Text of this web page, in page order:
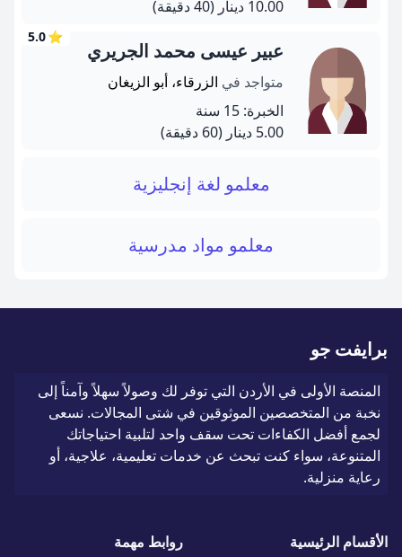
10.00 دينار
(40 دقيقة)
⭐
5.0
عبير عيسى محمد الجريري
متواجد في الزرقاء، أبو الزيغان
الخبرة: 15 سنة
5.00 دينار
(60 دقيقة)
معلمو لغة إنجليزية
معلمو مواد مدرسية
برايفت جو
المنصة الأولى في الأردن التي توفر لك وصولاً سهلاً وآمناً إلى
نخبة من المتخصصين الموثوقين في شتى المجالات. نسعى
لجمع أفضل الكفاءات تحت سقف واحد لتلبية احتياجاتك
المتنوعة، سواء كنت تبحث عن خدمات تعليمية، علاجية، أو
رعاية منزلية.
الأقسام الرئيسية
روابط مهمة